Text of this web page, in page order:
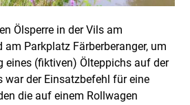
Ölsperre in der Vils am
Parkplatz Färberberanger, um
eines (fiktiven) Ölteppichs auf der
war der Einsatzbefehl für eine
die auf einem Rollwagen